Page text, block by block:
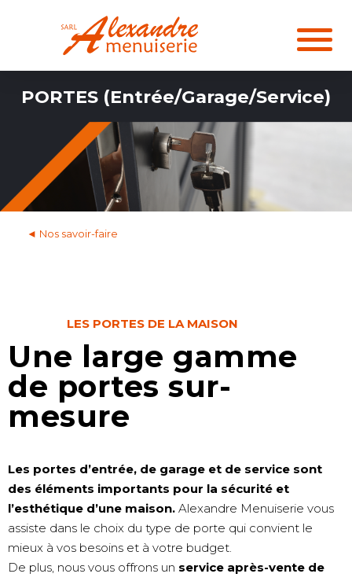
PORTES (Entrée/Garage/Service)
◄ Nos savoir-faire
LES PORTES DE LA MAISON
Une large gamme
de portes sur-
mesure
Les portes d’entrée, de garage et de service sont
des éléments importants pour la sécurité et
l’esthétique d’une maison. Alexandre Menuiserie vous
assiste dans le choix du type de porte qui convient le
mieux à vos besoins et à votre budget.
De plus, nous vous offrons un service après-vente de